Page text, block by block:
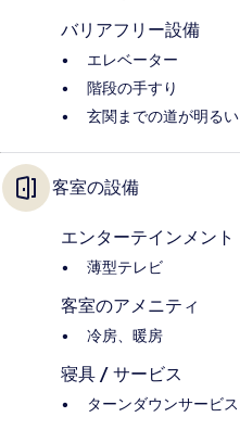
バリアフリー設備
エレベーター
階段の手すり
玄関までの道が明るい
客室の設備
エンターテインメント
薄型テレビ
客室のアメニティ
冷房、暖房
寝具 / サービス
ターンダウンサービス